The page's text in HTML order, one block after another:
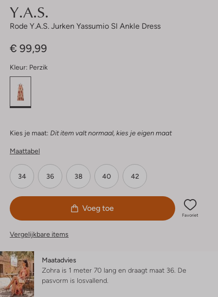
Y.a.s.
Rode Y.a.s. Jurken Yassumio Sl Ankle Dress
€ 99,99
Kleur: Perzik
Kies je maat: Dit item valt normaal, kies je eigen maat
Maattabel
34 36 38 40 42
Voeg toe
Favoriet
Vergelijkbare items
Maatadvies
Zohra is 1 meter 70 lang en draagt maat 36. De
pasvorm is losvallend